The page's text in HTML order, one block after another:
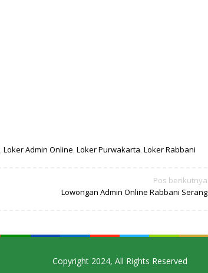
, Loker Admin Online, Loker Purwakarta, Loker Rabbani
Pos berikutnya
Lowongan Admin Online Rabbani Serang
Copyright 2024, All Rights Reserved